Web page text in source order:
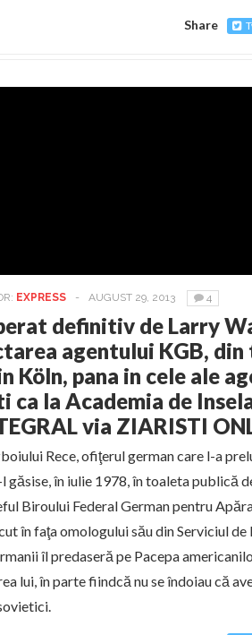
Share
EXPRESS - AUGUST 29, 2013 4
definitiv de Larry
agentului KGB,
Köln, pana in cele ale
ca la Academia de
via ZIARISTI
Rece, ofiţerul german care l-a
găsise, în iulie 1978, în toaleta publică
Biroului Federal German pentru
în faţa omologului său din Serviciul
îl predaseră pe Pacepa
lui, în parte fiindcă nu se îndoiau că